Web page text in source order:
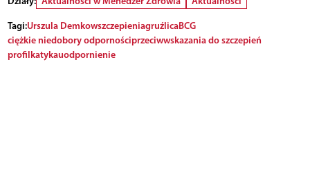
Tagi:Urszula DemkowszczepieniagruźlicaBCG
ciężkie niedobory odpornościprzeciwwskazania do szczepień
profilkatykauodpornienie